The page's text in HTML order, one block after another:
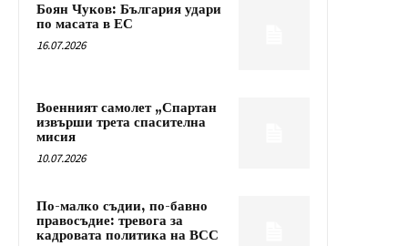
Боян Чуков: България удари
по масата в ЕС
16.07.2026
Военният самолет „Спартан
извърши трета спасителна
мисия
10.07.2026
По-малко съдии, по-бавно
правосъдие: тревога за
кадровата политика на ВСС